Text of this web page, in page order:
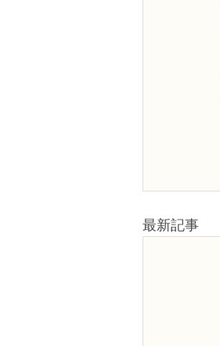
最新記事